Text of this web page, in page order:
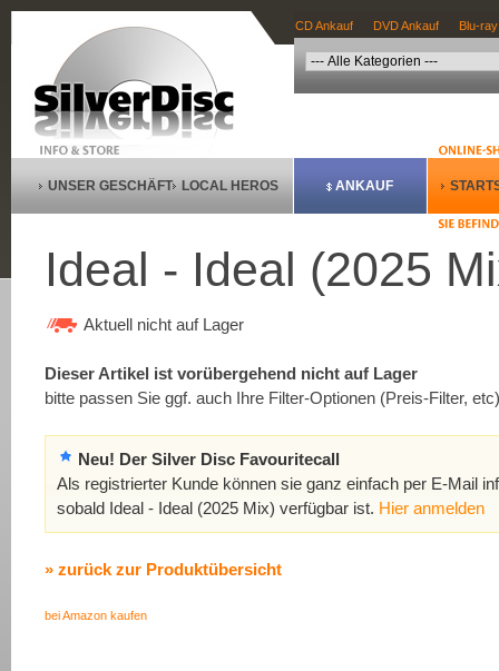
CD Ankauf DVD Ankauf Blu-
UNSER GESCHÄFT LOCAL HEROS ANKAUF
Ideal - Ideal (2025
Aktuell nicht auf Lager
Dieser Artikel ist vorübergehend nicht auf Lager
bitte passen Sie ggf. auch Ihre Filter-Optionen (Preis-Filter,
Neu! Der Silver Disc Favouritecall
Als registrierter Kunde können sie ganz einfach per E-Mail
sobald Ideal - Ideal (2025 Mix) verfügbar ist. Hier anmelden
» zurück zur Produktübersicht
bei Amazon kaufen